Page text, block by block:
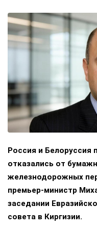
Россия и Белоруссия
отказались от
железнодорожных
премьер-министр
заседании
совета в Киргизии.